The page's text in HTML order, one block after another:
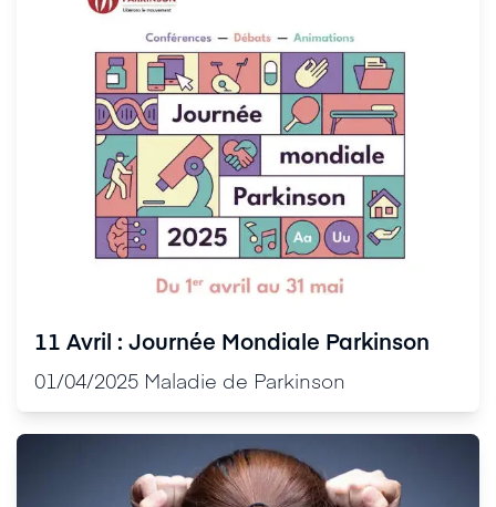
11 Avril : Journée Mondiale Parkinson
01/04/2025 Maladie de Parkinson